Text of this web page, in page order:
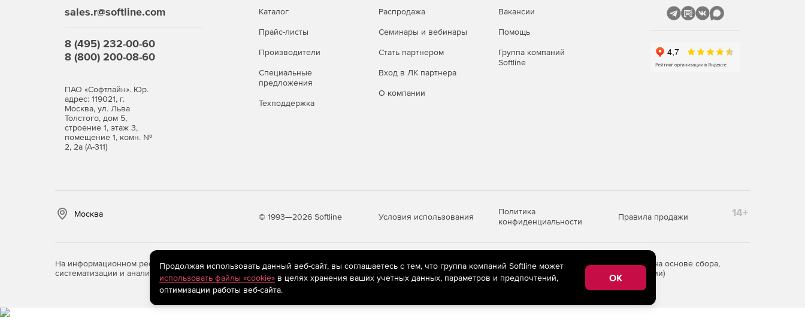
sales.r@softline.com
8 (495) 232-00-60
8 (800) 200-08-60
ПАО «Софтлайн». Юр.
адрес: 119021, г.
Москва, ул. Льва
Толстого, дом 5,
строение 1, этаж 3,
помещение 1, комн. №
2, 2а (А-311)
Каталог
Прайс-листы
Производители
Специальные
предложения
Техподдержка
Распродажа
Семинары и вебинары
Стать партнером
Вход в ЛК партнера
О компании
Вакансии
Помощь
Группа компаний
Softline
Москва © 1993—2026 Softline Условия использования
Политика
конфиденциальности
Правила продажи 14+
На информационном ресурсе store.softline.ru применяютсярекомендательные технологии(информационные технологии предоставления информации на основе сбора,
систематизации и анализа сведений, относящихся к предпочтениям пользователей сети «Интернет», находящихся на территории Российской Федерации)
Продолжая использовать данный веб-сайт, вы соглашаетесь с тем, что группа компаний Softline может
использовать файлы «cookie»в целях хранения ваших учетных данных, параметров и предпочтений,
оптимизации работы веб-сайта.
OK